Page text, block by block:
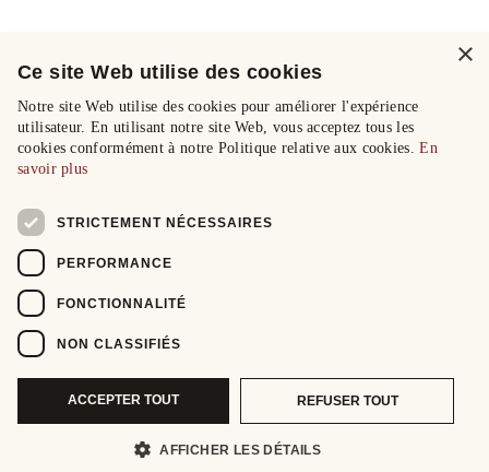
×
Ce site Web utilise des cookies
Notre site Web utilise des cookies pour améliorer l'expérience
utilisateur. En utilisant notre site Web, vous acceptez tous les
cookies conformément à notre Politique relative aux cookies.En
savoir plus
STRICTEMENT NÉCESSAIRES
PERFORMANCE
FONCTIONNALITÉ
NON CLASSIFIÉS
ACCEPTER TOUT REFUSER TOUT
AFFICHER LES DÉTAILS